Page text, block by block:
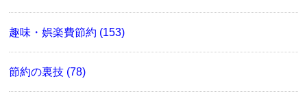
趣味・娯楽費節約 (153)
節約の裏技 (78)